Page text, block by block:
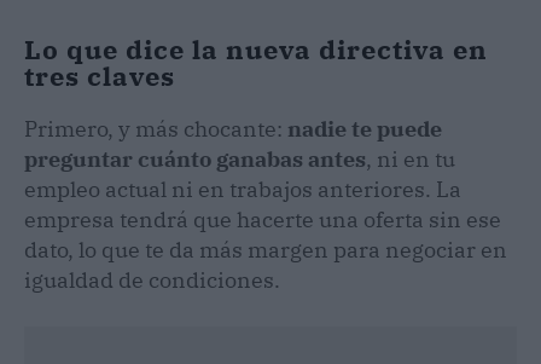
Lo que dice la nueva directiva en
tres claves
Primero, y más chocante: nadie te puede
preguntar cuánto ganabas antes, ni en tu
empleo actual ni en trabajos anteriores. La
empresa tendrá que hacerte una oferta sin ese
dato, lo que te da más margen para negociar en
igualdad de condiciones.